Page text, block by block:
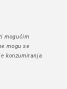
mogućim
mogu se
konzumiranja